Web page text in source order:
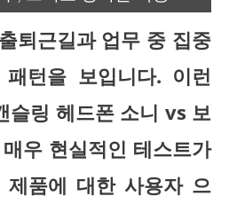
퇴근길과 업무 중 집중
턴을 보입니다. 이런
슬링 헤드폰 소니 vs 보
우 현실적인 테스트가
제품에 대한 사용자 으